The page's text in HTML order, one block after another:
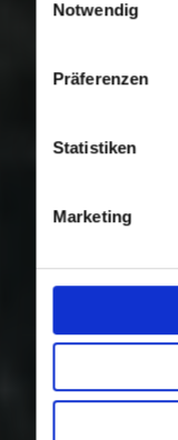
Nutzung der
Notwendig
Präferenzen
Statistiken
Marketing